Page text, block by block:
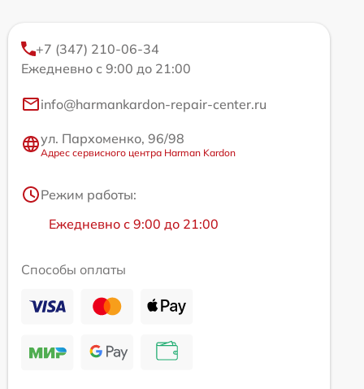
+7 (347) 210-06-34
Ежедневно с 9:00 до 21:00
info@harmankardon-repair-center.ru
ул. Пархоменко, 96/98
Адрес сервисного центра Harman Kardon
Режим работы:
Ежедневно с 9:00 до 21:00
Способы оплаты